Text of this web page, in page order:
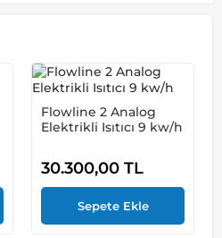
Flowline 2 Analog
Elektrikli Isıtıcı 9 kw/h
30.300,00 TL